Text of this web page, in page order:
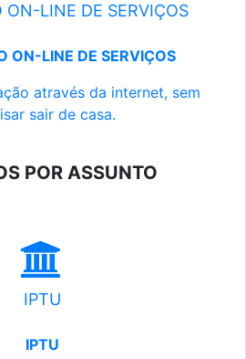
ON-LINE DE SERVIÇOS
ON-LINE DE SERVIÇOS
através da internet, sem
sair de casa.
POR ASSUNTO
IPTU
IPTU